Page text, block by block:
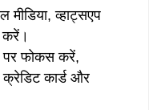
व्हाट्सएप
करें।
पर फोकस करें,
कार्ड और